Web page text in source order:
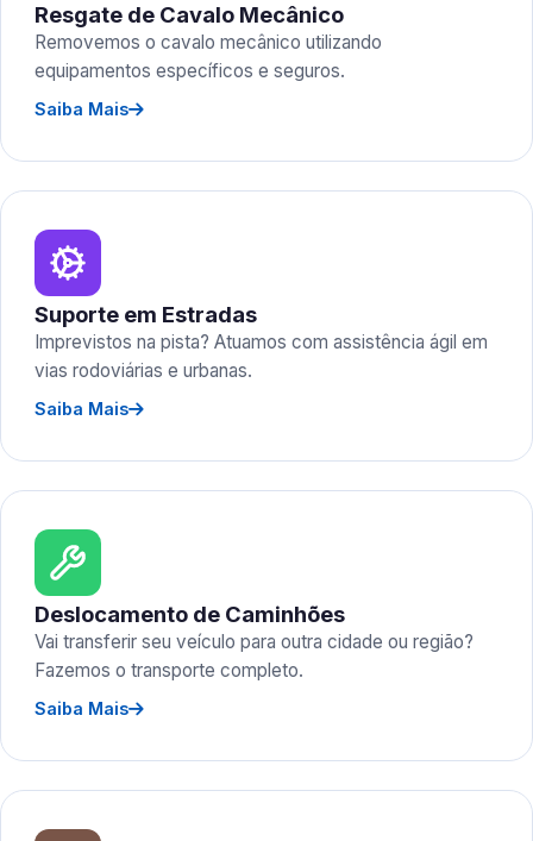
Resgate de Cavalo Mecânico
Removemos o cavalo mecânico utilizando
equipamentos específicos e seguros.
Saiba Mais
Suporte em Estradas
Imprevistos na pista? Atuamos com assistência ágil em
vias rodoviárias e urbanas.
Saiba Mais
Deslocamento de Caminhões
Vai transferir seu veículo para outra cidade ou região?
Fazemos o transporte completo.
Saiba Mais